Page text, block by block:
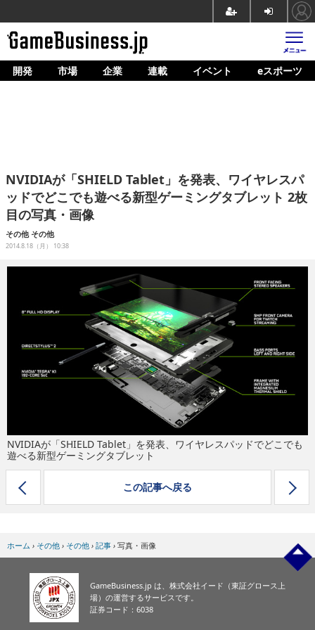
ホーム
企業動向
人材育成
産業政策
イベント/セミナー
開発 市場 企業 連載 イベント eスポーツ
NVIDIAが「SHIELD Tablet」を発表、ワイヤレスパ
ッドでどこでも遊べる新型ゲーミングタブレット 2枚
目の写真・画像
その他 その他
2014.8.18（月） 10:38
NVIDIAが「SHIELD Tablet」を発表、ワイヤレスパッドでどこでも
遊べる新型ゲーミングタブレット
この記事へ戻る
ホーム › その他 › その他 › 記事 › 写真・画像
GameBusiness.jp は、株式会社イード（東証グロース上
場）の運営するサービスです。
証券コード：6038